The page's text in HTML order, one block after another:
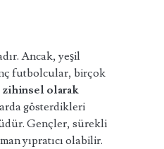
Ancak, yeşil
futbolcular, birçok
olarak
gösterdikleri
Gençler, sürekli
yıpratıcı olabilir.